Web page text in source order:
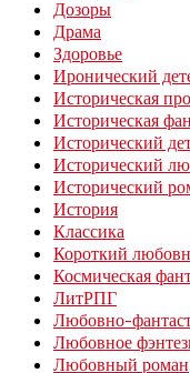
Дозоры
Драма
Здоровье
Иронический
Историческая
Историческая
Исторический
Исторический
Исторический
История
Классика
Короткий
Космическая
ЛитРПГ
Любовно-
Любовное
Любовный роман